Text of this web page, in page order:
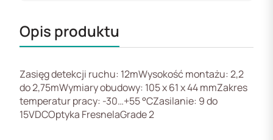
Opis produktu
Zasięg detekcji ruchu: 12mWysokość montażu: 2,2
do 2,75mWymiary obudowy: 105 x 61 x 44 mmZakres
temperatur pracy: -30…+55 °CZasilanie: 9 do
15VDCOptyka FresnelaGrade 2